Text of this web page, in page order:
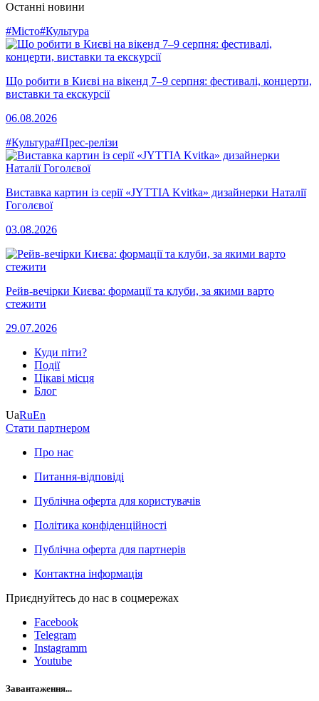
Останні новини
#Місто#Культура
Що робити в Києві на вікенд 7–9 серпня: фестивалі, концерти,
виставки та екскурсії
06.08.2026
#Культура#Прес-релізи
Виставка картин із серії «JYTTIA Kvitka» дизайнерки Наталії
Гоголєвої
03.08.2026
Рейв-вечірки Києва: формації та клуби, за якими варто
стежити
29.07.2026
Куди піти?
Події
Цікаві місця
Блог
UaRuEn
Стати партнером
Про нас
Питання-відповіді
Публічна оферта для користувачів
Політика конфіденційності
Публічна оферта для партнерів
Контактна інформація
Приєднуйтесь до нас в соцмережах
Facebook
Telegram
Instagramm
Youtube
Завантаження...